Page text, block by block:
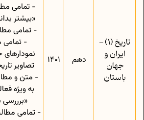
تاریخ (1) -
ایران و
جهان
باستان
دهم 1401
- تمامی
«بیشتر
- تمامی
- تمامی
تصاویر
- متن و
به ویژه
- تمامی